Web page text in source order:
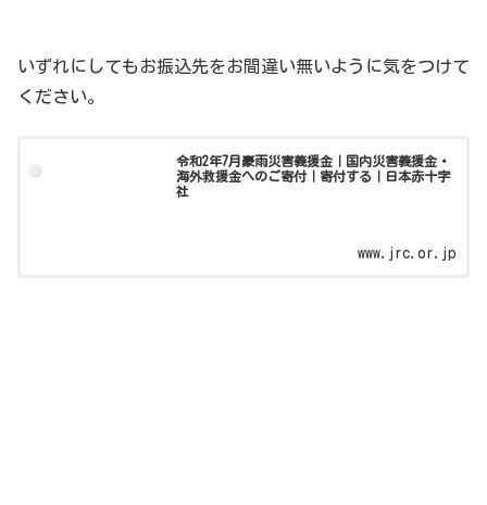
いずれにしてもお振込先をお間違い無いように気をつけて
ください。
令和2年7月豪雨災害義援金｜国内災害義援金・
海外救援金へのご寄付｜寄付する｜日本赤十字
社
www.jrc.or.jp